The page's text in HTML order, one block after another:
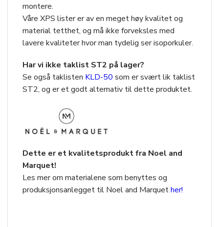
montere.
Våre XPS lister er av en meget høy kvalitet og
material tetthet, og må ikke forveksles med
lavere kvaliteter hvor man tydelig ser isoporkuler.
Har vi ikke taklist ST2 på lager?
Se også taklisten KLD-50 som er svært lik taklist
ST2, og er et godt alternativ til dette produktet.
Dette er et kvalitetsprodukt fra Noel and
Marquet!
Les mer om materialene som benyttes og
produksjonsanlegget til Noel and Marquether!